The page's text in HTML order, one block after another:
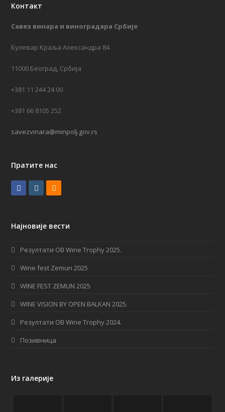
Контакт
Савез винара и виноградара Србије
Булевар Краља Александра 84
11000 Београд, Србија
+381 11 244 24 00
+381 66 8105 252
savezvinara@minpolj.gov.rs
Пратите нас
e
b
t
a
g
m
Најновије вести
Резултати OB Wine Trophy 2025.
Wine fest Zemun 2025
WINE FEST ZEMUN 2025
WINE VISION BY OPEN BALKAN 2025.
Резултати OB Wine Trophy 2024.
Позивница
Из галерије